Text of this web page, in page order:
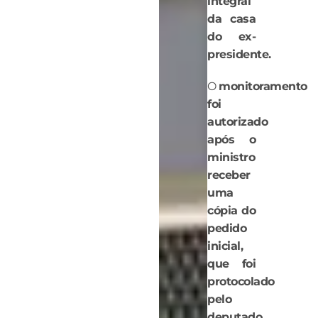
da casa
do ex-
presidente.
O monitoramento
foi
autorizado
após o
ministro
receber
uma
cópia do
pedido
inicial,
que foi
protocolado
pelo